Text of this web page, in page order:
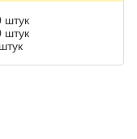
штук
штук